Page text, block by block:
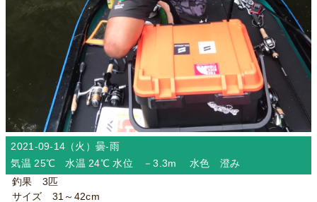
2021-09-14（火）曇-雨
気温 25℃ 水温 24℃ 水位 －3.3m 水色 澄み
釣果 3匹
サイズ 31～42cm